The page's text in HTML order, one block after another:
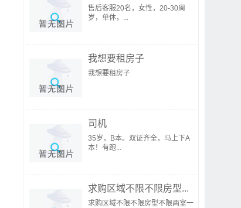
售后客服20名，女性，20-30周
岁，单休，...
我想要租房子
我想要租房子
司机
35岁，B本。双证齐全，马上下A
本！有跑...
求购区域不限不限房型...
求购区域不限不限房型不限两室一